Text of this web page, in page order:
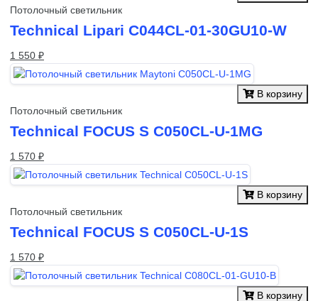
Потолочный светильник
Technical Lipari C044CL-01-30GU10-W
1 550 ₽
В корзину
Потолочный светильник
Technical FOCUS S C050CL-U-1MG
1 570 ₽
В корзину
Потолочный светильник
Technical FOCUS S C050CL-U-1S
1 570 ₽
В корзину